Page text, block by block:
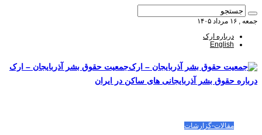
جمعه , ۱۶ مرداد ۱۴۰۵
درباره ارک
English
جمعیت حقوق بشر آذربایجان – ارک
درباره حقوق بشر آذربایجانی های ساکن در ایران
مقالات-گزارشات